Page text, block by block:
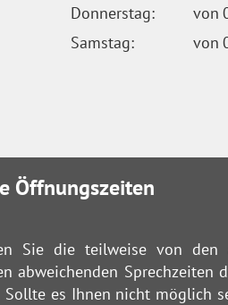
Donnerstag:
von
Samstag:
von
Öffnungszeiten
Sie die teilweise von den
abweichenden Sprechzeiten
Sollte es Ihnen nicht möglich